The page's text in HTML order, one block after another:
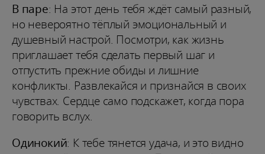
В паре: На этот день тебя ждёт самый разный,
но невероятно тёплый эмоциональный и
душевный настрой. Посмотри, как жизнь
приглашает тебя сделать первый шаг и
отпустить прежние обиды и лишние
конфликты. Развлекайся и признайся в своих
чувствах. Сердце само подскажет, когда пора
говорить вслух.
Одинокий: К тебе тянется удача, и это видно